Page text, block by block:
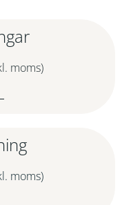
moms)
moms)